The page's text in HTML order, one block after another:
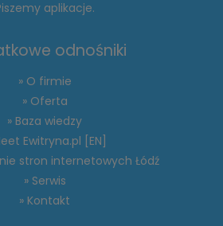
aplikacje.
odnośniki
» O firmie
» Oferta
» Baza wiedzy
Ewitryna.pl [EN]
stron internetowych Łódź
» Serwis
» Kontakt